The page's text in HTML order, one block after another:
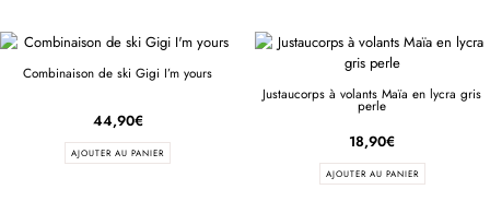
Combinaison de ski Gigi I’m yours
44,90€
AJOUTER AU PANIER
Justaucorps à volants Maïa en lycra gris
perle
18,90€
AJOUTER AU PANIER